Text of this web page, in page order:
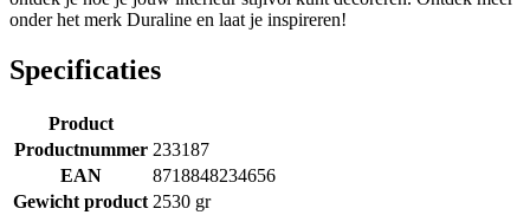
onder het merk Duraline en laat je inspireren!
Specificaties
Product
Productnummer 233187
EAN
8718848234656
Gewicht product 2530 gr